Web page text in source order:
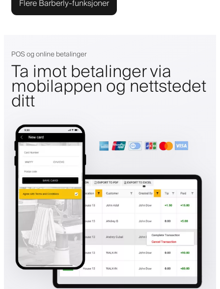
Flere Barberly-funksjoner
POS og online betalinger
Ta imot betalinger via
mobilappen og nettstedet
ditt